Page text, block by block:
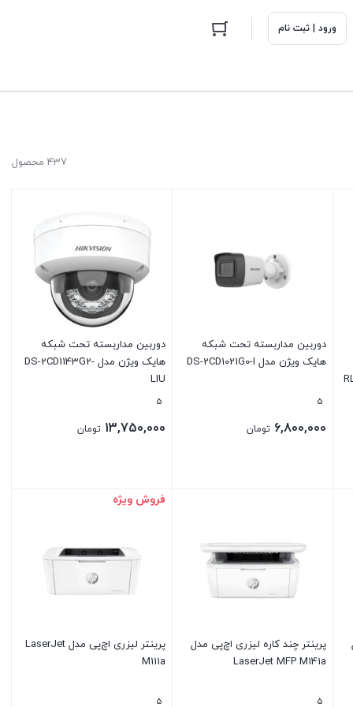
ورود | ثبت نام
437 محصول
دوربین مداربسته تحت شبکه
هایک ویژن مدل DS-2CD1021G0-I
5
6,800,000 تومان
دوربین مداربسته تحت شبکه
هایک ویژن مدل DS-2CD1143G2-
LIU
5
13,750,000 تومان
بستن
پرینتر چند کاره لیزری اچ‌پی مدل
LaserJet MFP M141a
5
فروش ویژه
پرینتر لیزری اچ‌پی مدل LaserJet
M111a
5